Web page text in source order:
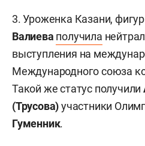
3. Уроженка Казани,
Валиева получила
выступления на
Международного союза
Такой же статус получили
(Трусова)участники
Гуменник.